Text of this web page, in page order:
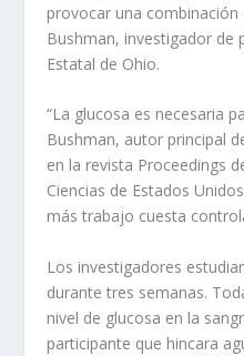
provocar una
Bushman, investigador de
Estatal de Ohio.
“La glucosa es necesaria
Bushman, autor principal
en la revista Proceedings
Ciencias de Estados
más trabajo cuesta
Los investigadores
durante tres semanas.
nivel de glucosa en la
participante que hincara